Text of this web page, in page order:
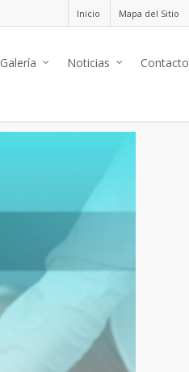
Inicio Mapa del Sitio
Galería Noticias Contacto